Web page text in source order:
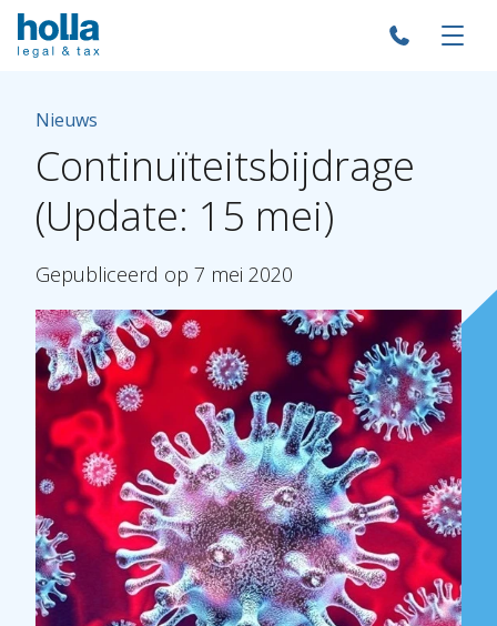
Nieuws
Continuïteitsbijdrage
(Update: 15 mei)
Gepubliceerd op 7 mei 2020